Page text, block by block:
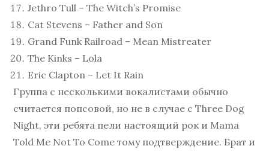
Jethro Tull – The Witch’s Promise
Cat Stevens – Father and Son
Grand Funk Railroad – Mean Mistreater
The Kinks – Lola
Eric Clapton – Let It Rain
Группа с несколькими вокалистами обычно
считается попсовой, но не в случае с Three Dog
Night, эти ребята пели настоящий рок и Mama
Told Me Not To Come тому подтверждение. Брат и